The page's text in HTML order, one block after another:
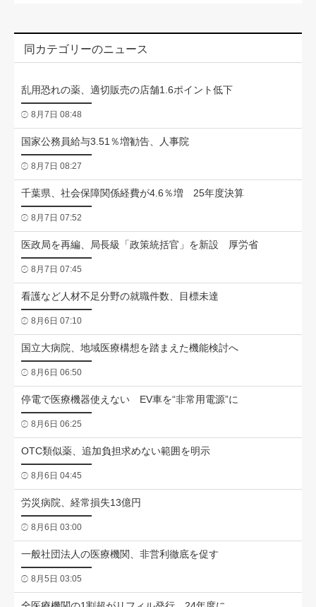
同カテゴリーのニュース
乱用恐れの薬、適切販売の店舗1.6ポイント低下
8月7日 08:48
国家公務員給与3.51％増勧告、人事院
8月7日 08:27
千葉県、社会保障関係経費が4.6％増 25年度決算
8月7日 07:52
医政局を再編、局長級「政策統括官」を新設 厚労省
8月7日 07:45
看護など人材不足分野の就職件数、目標未達
8月6日 07:10
国立大病院、地域医療構想を踏まえた機能検討へ
8月6日 06:50
停電で医療機器使えない EV車を“非常用電源”に
8月6日 06:25
OTC類似薬、追加負担求めない範囲を明示
8月6日 04:45
労災病院、経常損失13億円
8月6日 03:00
一般社団法人の医療機関、非営利徹底を促す
8月5日 03:05